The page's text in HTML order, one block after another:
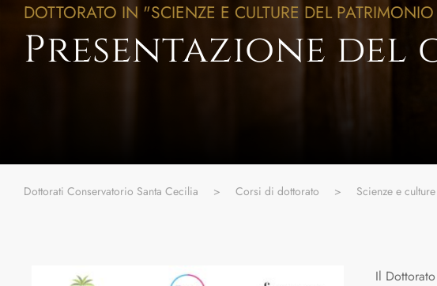
DOTTORATO IN "SCIENZE E CULTURE DEL
Presentazione del
Dottorati Conservatorio Santa Cecilia > Corsi di dottorato > Scienze e
Il